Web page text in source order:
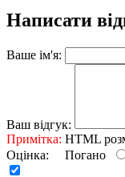
Написати
Ваше ім'я:
Ваш відгук:
Примітка: HTML
Оцінка: Погано